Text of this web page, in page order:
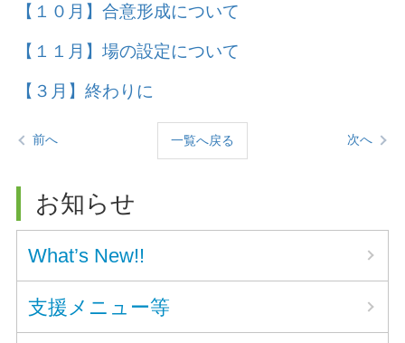
【１０月】合意形成について
【１１月】場の設定について
【３月】終わりに
前へ 一覧へ戻る 次へ
お知らせ
What’s New!!
支援メニュー等